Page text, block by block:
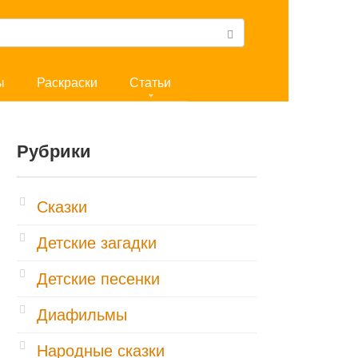
Раскраски Статьи
Рубрики
Cказки
Детские загадки
Детские песенки
Диафильмы
Народные сказки